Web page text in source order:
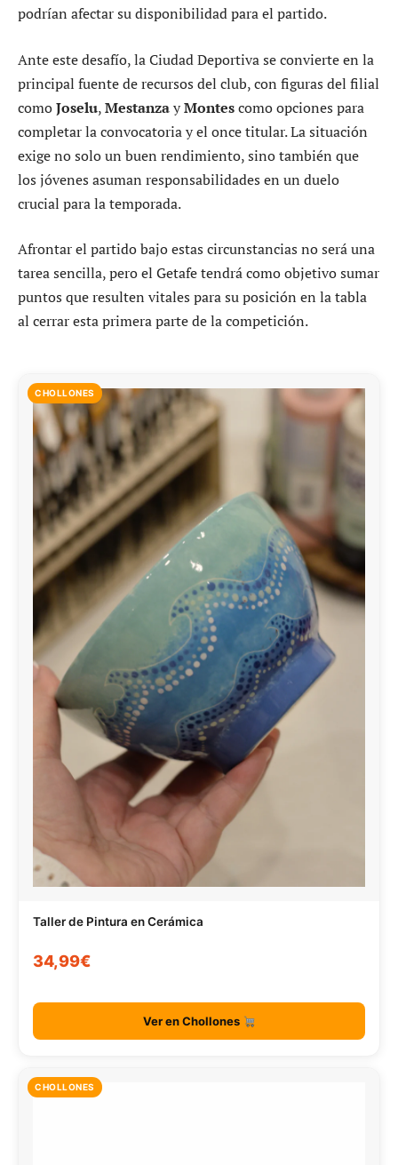
podrían afectar su disponibilidad para el partido.
Ante este desafío, la Ciudad Deportiva se convierte en la
principal fuente de recursos del club, con figuras del filial
comoJoselu,MestanzayMontescomo opciones para
completar la convocatoria y el once titular. La situación
exige no solo un buen rendimiento, sino también que
los jóvenes asuman responsabilidades en un duelo
crucial para la temporada.
Afrontar el partido bajo estas circunstancias no será una
tarea sencilla, pero el Getafe tendrá como objetivo sumar
puntos que resulten vitales para su posición en la tabla
al cerrar esta primera parte de la competición.
CHOLLONES
Taller de Pintura en Cerámica
34,99€
Ver en Chollones
CHOLLONES